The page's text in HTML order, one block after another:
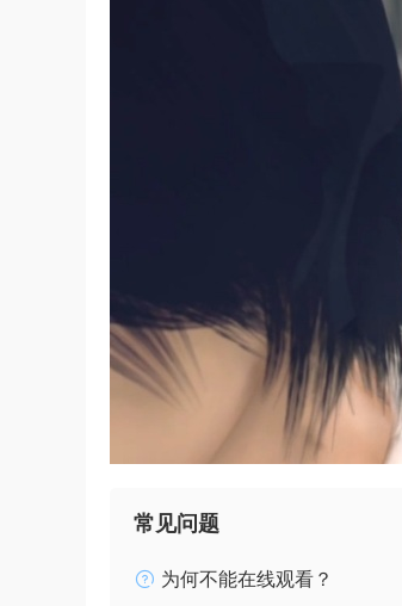
常见问题
为何不能在线观看？